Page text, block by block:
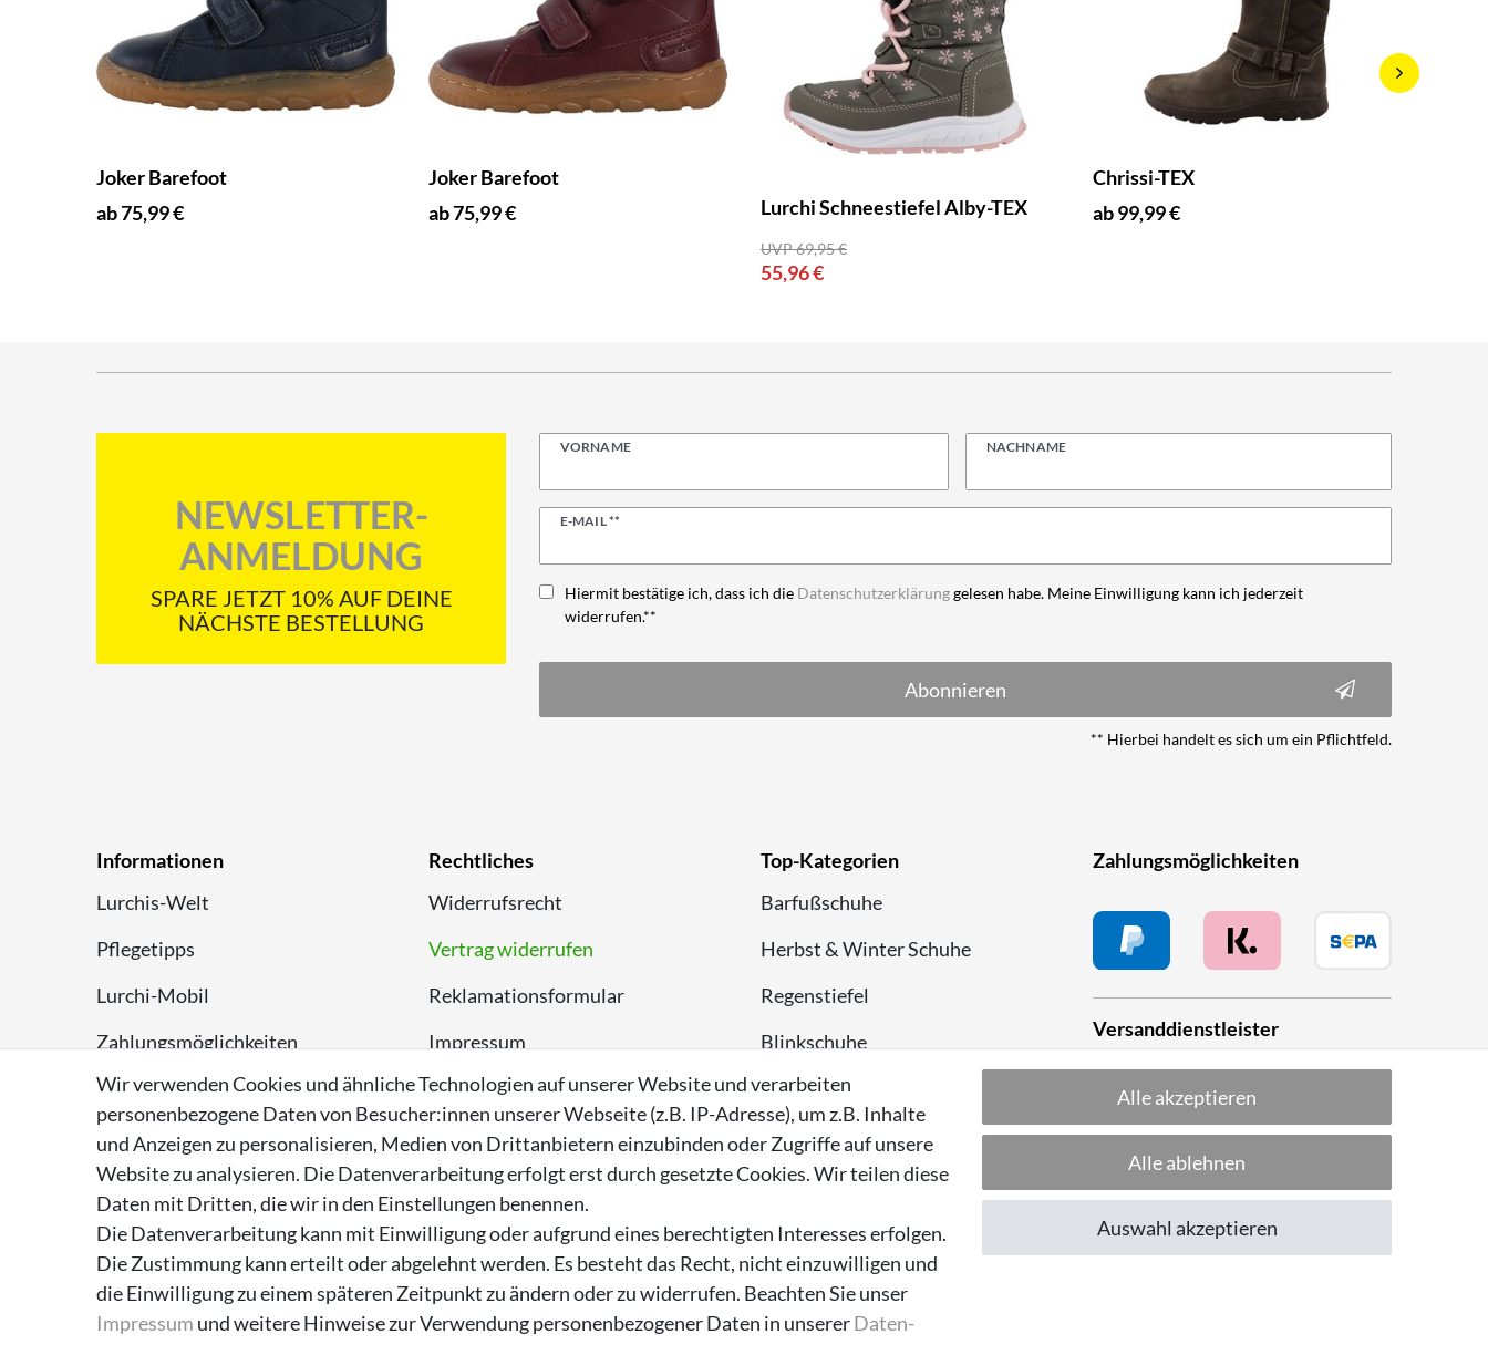
Joker Barefoot
ab 75,99 €
Joker Barefoot
ab 75,99 €
Lurchi Schneestiefel Alby-TEX
UVP 69,95 €
55,96 €
Chrissi-TEX
ab 99,99 €
NEWSLETTER-
ANMELDUNG
SPARE JETZT 10% AUF DEINE
NÄCHSTE BESTELLUNG
VORNAME NACHNAME
E-MAIL **
Newsletter
Hiermit bestätige ich, dass ich die Daten­schutz­erklärunggelesen habe. Meine Einwilligung kann ich jederzeit
widerrufen.**
Abonnieren
** Hierbei handelt es sich um ein Pflichtfeld.
Informationen
Lurchis-Welt
Pflegetipps
Lurchi-Mobil
Zahlungsmöglichkeiten
Versand
Rückversand
Entsorgungshinweise
Über Supremo Shoes
Rechtliches
Widerrufsrecht
Vertrag widerrufen
Reklamationsformular
Impressum
Datenschutzerklärung
Top-Kategorien
Barfußschuhe
Herbst & Winter Schuhe
Regenstiefel
Blinkschuhe
Schnneestiefel
Wasserdichte Kinderschuhe
Sneaker
Lauflernschuhe
Zahlungsmöglichkeiten
Versanddienstleister
Folge uns!
Wir verwenden Cookies und ähnliche Technologien auf unserer Website und verarbeiten
personenbezogene Daten von Besucher:innen unserer Webseite (z.B. IP-Adresse), um z.B. Inhalte
und Anzeigen zu personalisieren, Medien von Drittanbietern einzubinden oder Zugriffe auf unsere
Website zu analysieren. Die Datenverarbeitung erfolgt erst durch gesetzte Cookies. Wir teilen diese
Daten mit Dritten, die wir in den Einstellungen benennen.
Die Datenverarbeitung kann mit Einwilligung oder aufgrund eines berechtigten Interesses erfolgen.
Die Zustimmung kann erteilt oder abgelehnt werden. Es besteht das Recht, nicht einzuwilligen und
die Einwilligung zu einem späteren Zeitpunkt zu ändern oder zu widerrufen. Beachten Sie unser
Impressum und weitere Hinweise zur Verwendung personenbezogener Daten in unsererDaten­
Alle akzeptieren
Alle ablehnen
Auswahl akzeptieren